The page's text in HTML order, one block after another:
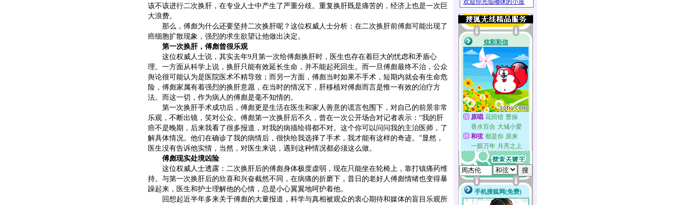
该不该进行二次换肝，在专业人士中产生了严重分歧。重复换肝既是痛苦的，经济上也是一次巨
大浪费。
那么，傅彪为什么还要坚持二次换肝呢？这位权威人士分析：在二次换肝前傅彪可能出现了
癌细胞扩散现象，强烈的求生欲望让他做出决定。
第一次换肝，傅彪曾很乐观
这位权威人士说，其实去年9月第一次给傅彪换肝时，医生也存在着巨大的忧虑和矛盾心
理。一方面从科学上说，换肝只能有效延长生命，并不能起死回生。而一旦傅彪最终不治，公众
舆论很可能认为是医院医术不精导致；而另一方面，傅彪当时如果不手术，短期内就会有生命危
险，傅彪家属有着强烈的换肝意愿，在当时的情况下，肝移植对傅彪而言是惟一有效的治疗方
法。而这一切，作为病人的傅彪是毫不知情的。
第一次换肝手术成功后，傅彪更是生活在医生和家人善意的谎言包围下，对自己的前景非常
乐观，不断出镜，笑对公众。傅彪第一次换肝后不久，曾在一次公开场合对记者表示：“我的肝
癌不是晚期，后来我看了很多报道，对我的病描绘得都不对。这个你可以问问我的主治医师，了
解具体情况。他们在确诊了我的病情后，很快给我选择了手术，我才能有这样的奇迹。”显然，
医生没有告诉他实情，当然，对医生来说，遇到这种情况都必须这么做。
傅彪现实处境凶险
这位权威人士透露：二次换肝后的傅彪身体极度虚弱，现在只能坐在轮椅上，靠打镇痛药维
持。与第一次换肝后的欣喜和兴奋截然不同，在病痛的折磨下，昔日的老好人傅彪情绪也变得暴
躁起来，医生和护士理解他的心情，总是小心翼翼地呵护着他。
回想起近半年多来关于傅彪的大量报道，科学与真相被观众的衷心期待和媒体的盲目乐观所